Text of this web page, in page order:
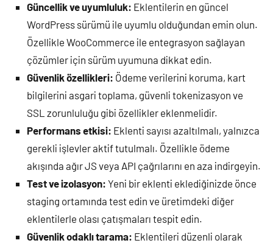
Güncellik ve uyumluluk: Eklentilerin en güncel
WordPress sürümü ile uyumlu olduğundan emin olun.
Özellikle WooCommerce ile entegrasyon sağlayan
çözümler için sürüm uyumuna dikkat edin.
Güvenlik özellikleri: Ödeme verilerini koruma, kart
bilgilerini asgari toplama, güvenli tokenizasyon ve
SSL zorunluluğu gibi özellikler eklenmelidir.
Performans etkisi: Eklenti sayısı azaltılmalı, yalnızca
gerekli işlevler aktif tutulmalı. Özellikle ödeme
akışında ağır JS veya API çağrılarını en aza indirgeyin.
Test ve izolasyon: Yeni bir eklenti eklediğinizde önce
staging ortamında test edin ve üretimdeki diğer
eklentilerle olası çatışmaları tespit edin.
Güvenlik odaklı tarama: Eklentileri düzenli olarak